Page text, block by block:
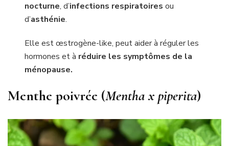
nocturne, d’infections respiratoires ou
d’asthénie.
Elle est œstrogène-like, peut aider à réguler les
hormones et à réduire les symptômes de la
ménopause.
Menthe poivrée (Mentha x piperita)